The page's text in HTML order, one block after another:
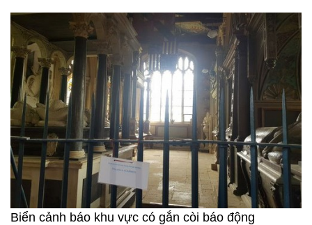
Biển cảnh báo khu vực có gắn còi báo động